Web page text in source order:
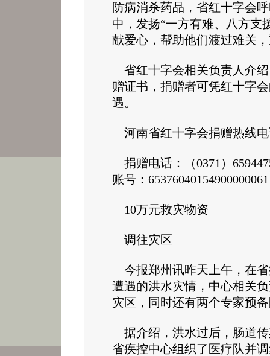
防病消杀药品，省红十字会
中，发扬“一方有难、八方支
献爱心，帮助他们渡过难关
省红十字会相关负责人介
赠证书，捐赠者可凭红十字
遇。
河南省红十字会捐赠热线
捐赠电话：（0371）
账号：
10万元救灾物资
调往灾区
今报郑州讯昨天上午，在
遭遇的洪水灾情，中心相关
灾区，同时还有两个专家预
据介绍，洪水过后，肠道
省疾控中心组织了医疗队并